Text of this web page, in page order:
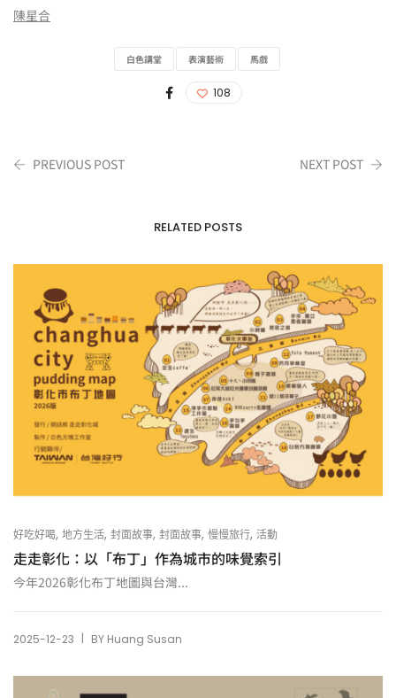
陳星合
白色講堂 表演藝術 馬戲
108
PREVIOUS POST NEXT POST
RELATED POSTS
好吃好喝, 地方生活, 封面故事, 封面故事, 慢慢旅行, 活動
走走彰化：以「布丁」作為城市的味覺索引
今年2026彰化布丁地圖與台灣...
2025-12-23 | BY Huang Susan